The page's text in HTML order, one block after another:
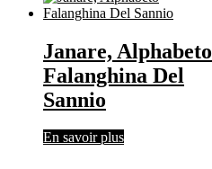
Janare, Alphabeto
Falanghina Del
Sannio
En savoir plus